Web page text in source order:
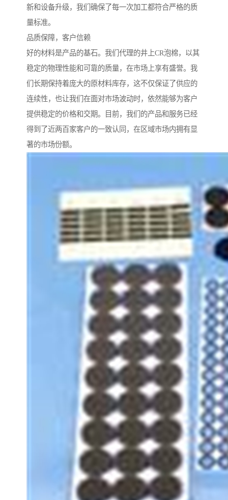
新和设备升级，我们确保了每一次加工都符合严格的质
量标准。
品质保障，客户信赖
好的材料是产品的基石。我们代理的井上CR泡棉，以其
稳定的物理性能和可靠的质量，在市场上享有盛誉。我
们长期保持着庞大的原材料库存，这不仅保证了供应的
连续性，也让我们在面对市场波动时，依然能够为客户
提供稳定的价格和交期。目前，我们的产品和服务已经
得到了近两百家客户的一致认同，在区域市场内拥有显
著的市场份额。